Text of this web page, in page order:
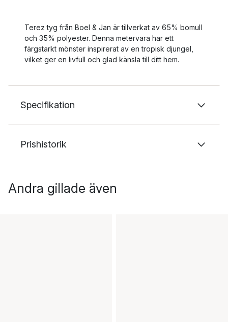
Terez tyg från Boel & Jan är tillverkat av 65% bomull
och 35% polyester. Denna metervara har ett
färgstarkt mönster inspirerat av en tropisk djungel,
vilket ger en livfull och glad känsla till ditt hem.
Specifikation
Prishistorik
Andra gillade även